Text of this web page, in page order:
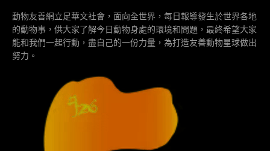
動物友善網立足華文社會，面向全世界，每日報導發生於世界各地
的動物事，供大家了解今日動物身處的環境和問題，最終希望大家
能和我們一起行動，盡自己的一份力量，為打造友善動物星球做出
努力。